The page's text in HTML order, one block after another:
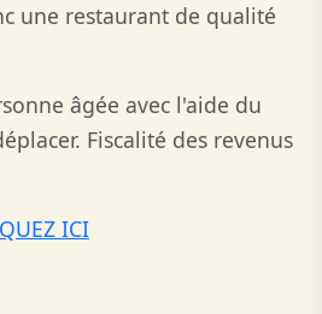
une restaurant de qualité
âgée avec l'aide du
Fiscalité des revenus
ICI